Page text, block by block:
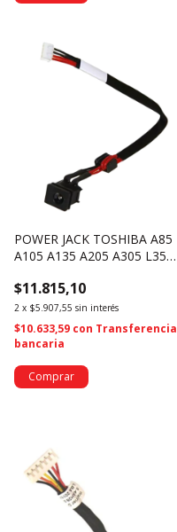
POWER JACK TOSHIBA A85
A105 A135 A205 A305 L35
$11.815,10
2 x $5.907,55 sin interés
$10.633,59 con Transferencia
bancaria